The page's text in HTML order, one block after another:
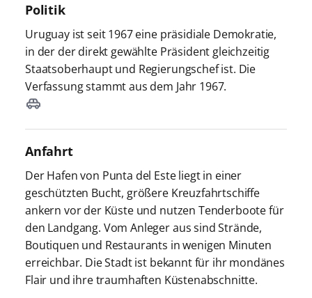
Politik
Uruguay ist seit 1967 eine präsidiale Demokratie,
in der der direkt gewählte Präsident gleichzeitig
Staatsoberhaupt und Regierungschef ist. Die
Verfassung stammt aus dem Jahr 1967.
Anfahrt
Der Hafen von Punta del Este liegt in einer
geschützten Bucht, größere Kreuzfahrtschiffe
ankern vor der Küste und nutzen Tenderboote für
den Landgang. Vom Anleger aus sind Strände,
Boutiquen und Restaurants in wenigen Minuten
erreichbar. Die Stadt ist bekannt für ihr mondänes
Flair und ihre traumhaften Küstenabschnitte.